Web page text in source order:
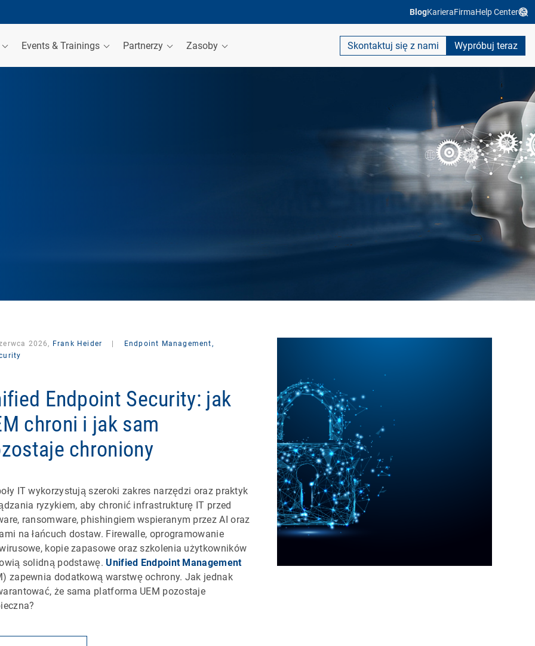
BlogKarieraFirmaHelp Center
Events & Trainings Partnerzy Zasoby Skontaktuj się z nami Wypróbuj teraz
2026, Frank Heider
Endpoint Management,
Endpoint Security: jak
chroni i jak sam
chroniony
IT wykorzystują szeroki zakres narzędzi oraz praktyk
ryzykiem, aby chronić infrastrukturę IT przed
ransomware, phishingiem wspieranym przez AI oraz
na łańcuch dostaw. Firewalle, oprogramowanie
kopie zapasowe oraz szkolenia użytkowników
solidną podstawę.Unified Endpoint Management
zapewnia dodatkową warstwę ochrony. Jak jednak
że sama platforma UEM pozostaje